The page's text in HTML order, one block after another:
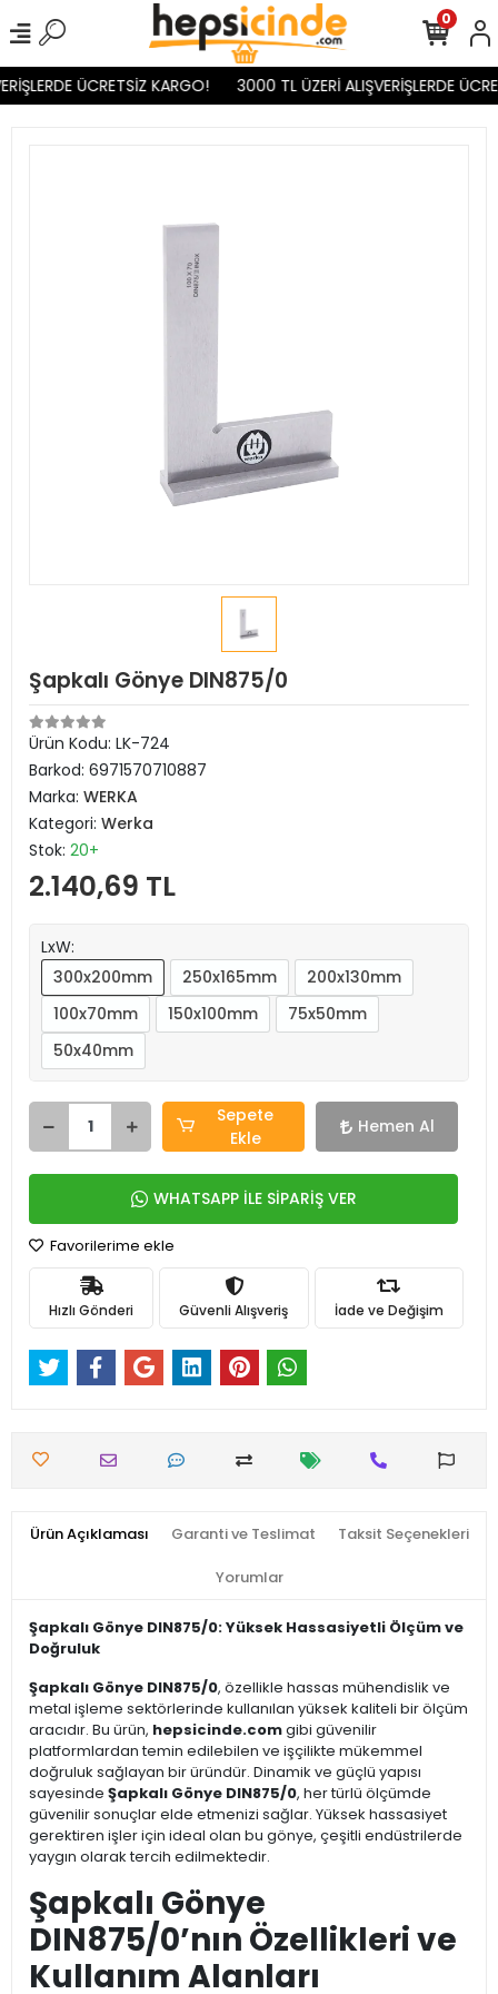
ÜCRETSİZ KARGO! 3000 TL ÜZERİ ALIŞVERİŞLERDE
0
Şapkalı Gönye DIN875/0
Ürün Kodu: LK-724
Barkod: 6971570710887
Marka: WERKA
Kategori: Werka
Stok: 20+
2.140,69 TL
LxW:
300x200mm
250x165mm
200x130mm
100x70mm
150x100mm
75x50mm
50x40mm
Sepete
Ekle
Hemen Al
WHATSAPP İLE SİPARİŞ VER
Favorilerime ekle
Hızlı Gönderi Güvenli Alışveriş İade ve Değişim
Ürün Açıklaması Garanti ve Teslimat Taksit Seçenekleri
Yorumlar
Şapkalı Gönye DIN875/0: Yüksek Hassasiyetli Ölçüm ve
Doğruluk
Şapkalı Gönye DIN875/0, özellikle hassas mühendislik ve
metal işleme sektörlerinde kullanılan yüksek kaliteli bir ölçüm
aracıdır. Bu ürün, hepsicinde.comgibi güvenilir
platformlardan temin edilebilen ve işçilikte mükemmel
doğruluk sağlayan bir üründür. Dinamik ve güçlü yapısı
sayesinde Şapkalı Gönye DIN875/0, her türlü ölçümde
güvenilir sonuçlar elde etmenizi sağlar. Yüksek hassasiyet
gerektiren işler için ideal olan bu gönye, çeşitli endüstrilerde
yaygın olarak tercih edilmektedir.
Şapkalı Gönye
DIN875/0’nın Özellikleri ve
Kullanım Alanları